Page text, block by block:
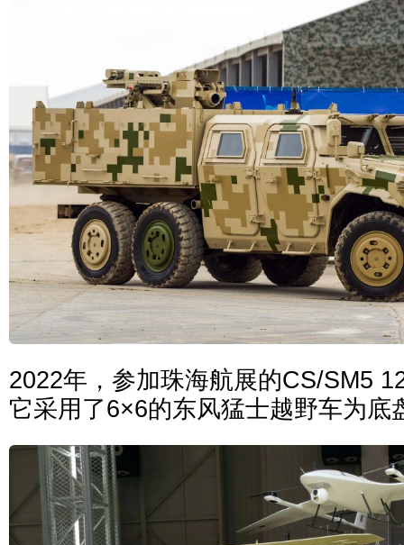
2022年，参加珠海航展的CS/SM5
它采用了6×6的东风猛士越野车为底